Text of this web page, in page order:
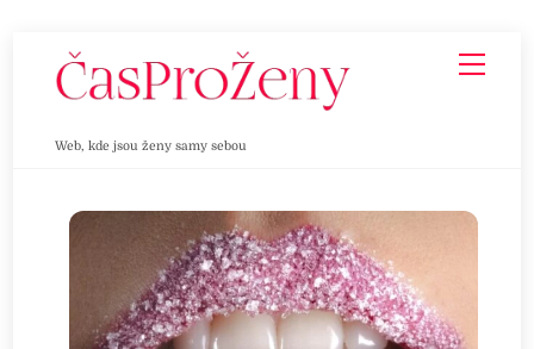
Web, kde jsou ženy samy sebou